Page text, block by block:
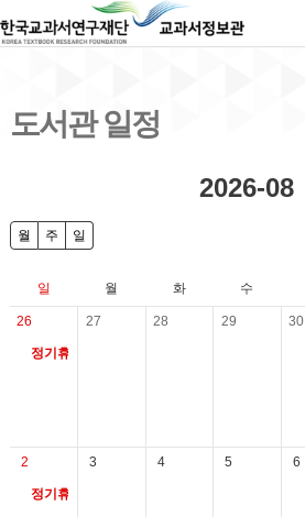
본문으로 바로가기
도서관 일정
2026-08
월 주 일
일 월 화 수
26 27 28 29 30
정기휴관일
2 3 4 5 6
정기휴관일